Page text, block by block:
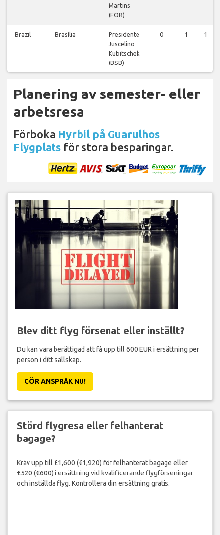
Martins
(FOR)
Brazil Brasília
Presidente
Juscelino
Kubitschek
(BSB)
0 1 1
Planering av semester- eller
arbetsresa
Förboka Hyrbil på Guarulhos
Flygplats för stora besparingar.
Blev ditt flyg försenat eller inställt?
Du kan vara berättigad att få upp till 600 EUR i ersättning per
person i ditt sällskap.
GÖR ANSPRÅK NU!
Störd flygresa eller felhanterat
bagage?
Kräv upp till £1,600 (€1,920) för felhanterat bagage eller
£520 (€600) i ersättning vid kvalificerande flygförseningar
och inställda flyg. Kontrollera din ersättning gratis.